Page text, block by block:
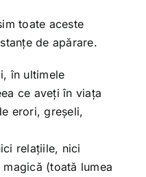
toate aceste
de apărare.
în ultimele
ce aveți în viața
erori, greșeli,
relațiile, nici
(toată lumea